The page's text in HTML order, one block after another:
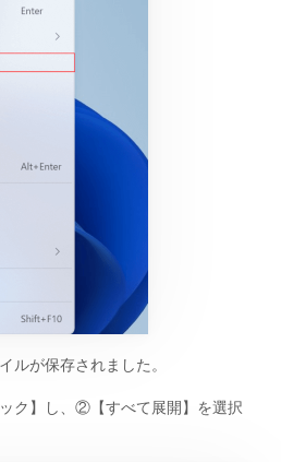
ルが保存されました。
ク】し、②【すべて展開】を選択